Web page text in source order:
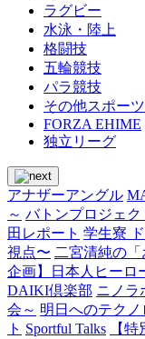
ラグビー
水泳・陸上
格闘技
五輪競技
パラ競技
その他スポーツ
FORZA EHIME
独立リーグ
アナザーアングル
～ バトンプロジェク
田レポート 学生寮
視点〜 二宮清純の
企画】日本人ヒー
DAIKI倶楽部 ニノラ
会～ 明日へのテクノ
ト Sportful Talks
【